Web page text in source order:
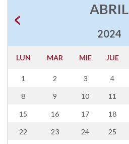
ABRIL
2024
LUN MAR MIE JUE
1 2 3 4
8 9 10 11
15 16 17 18
22 23 24 25